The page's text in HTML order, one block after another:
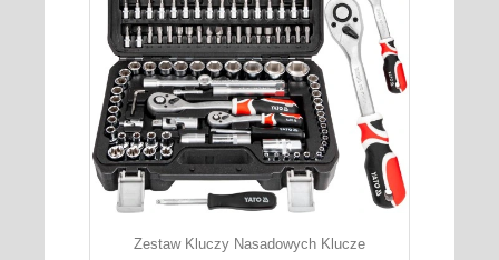
Zestaw Kluczy Nasadowych Klucze